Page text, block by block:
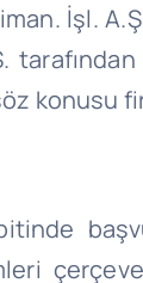
İşl. A.Ş